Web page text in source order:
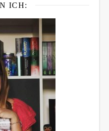
ICH: